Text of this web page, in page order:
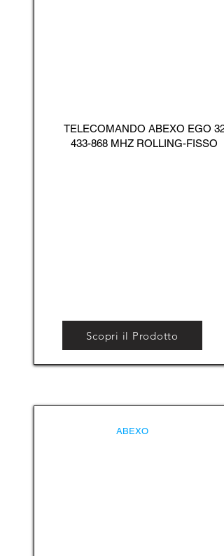
TELECOMANDO ABEXO EGO 32
433-868 MHZ ROLLING-FISSO
Scopri il Prodotto
ABEXO